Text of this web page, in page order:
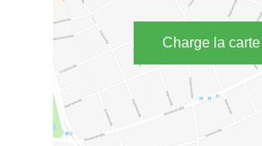
Charge la carte